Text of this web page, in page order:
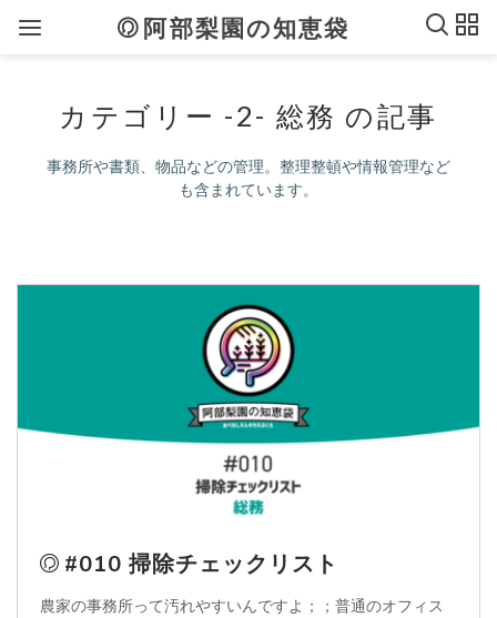
阿部梨園の知恵袋
カテゴリー -2- 総務 の記事
事務所や書類、物品などの管理。整理整頓や情報管理など
も含まれています。
#010 掃除チェックリスト
農家の事務所って汚れやすいんですよ；；普通のオフィス